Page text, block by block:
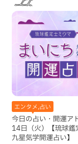
エンタメ,占い
今日の占い・開運ア
14日（火）【琉球鑑
九星気学開運占い】